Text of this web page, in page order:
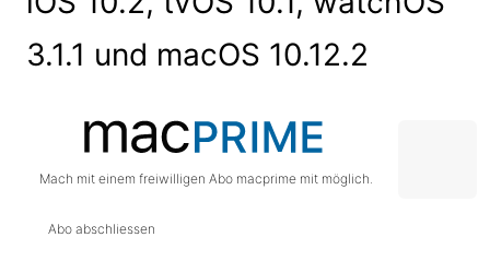
3.1.1 und macOS 10.12.2
Mach mit einem freiwilligen Abo macprime mit möglich.
Abo abschliessen